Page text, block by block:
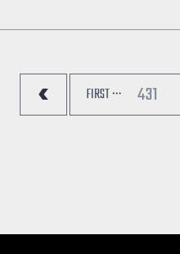
FIRST ··· 431